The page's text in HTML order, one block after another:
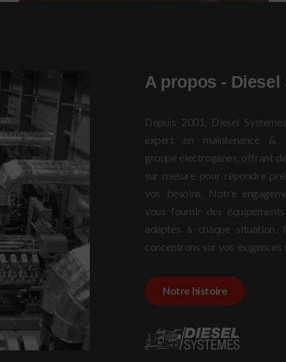
A propos - Diesel
Depuis 2001, Diesel
expert en maintenance &
groupe électrogènes, offrant
sur mesure pour répondre
vos besoins. Notre
vous fournir des
adaptés à chaque situation.
concentrons sur vos exigences
pour vous offrir un
complet : du choix à
passant par la maintenance.
est de vous garantir des
et un service irréprochable,
toujours vos besoins au
Notre histoire